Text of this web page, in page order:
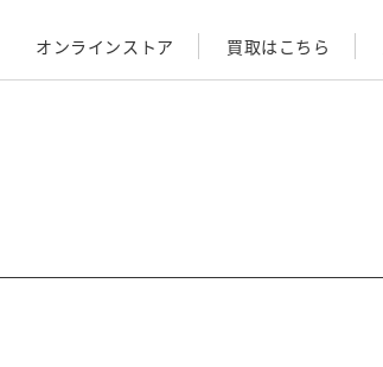
オンラインストア 買取はこちら